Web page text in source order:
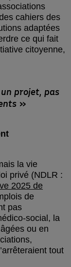
cahiers des
adaptées
ce qui fait
citoyenne,
projet, pas
la vie
privé (NDLR :
2025 de
de
pas
social, la
ou en
tout